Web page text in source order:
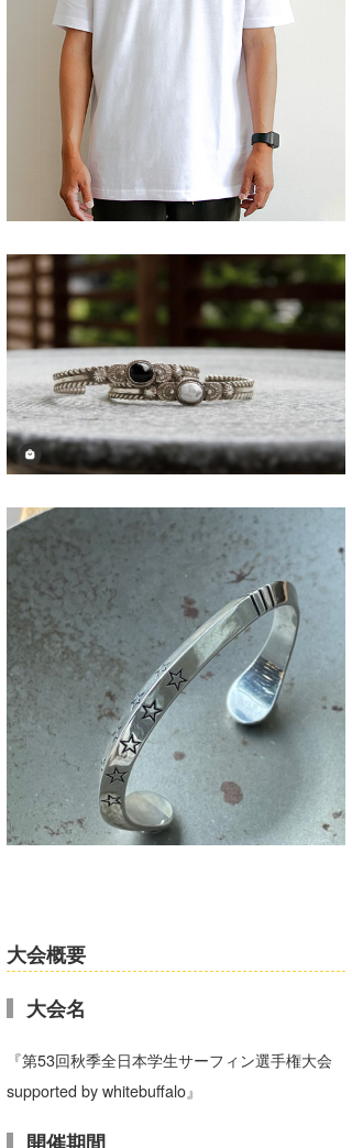
大会概要
大会名
『第53回秋季全日本学生サーフィン選手権大会
supported by whitebuffalo』